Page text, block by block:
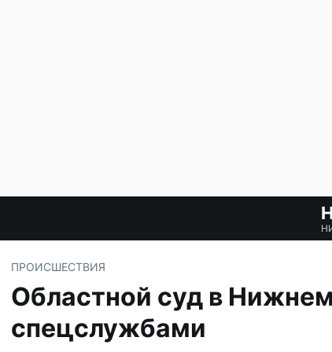
ПРОИСШЕСТВИЯ
Областной суд в
спецслужбами